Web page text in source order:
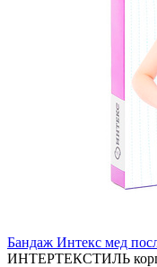
Бандаж Интекс мед
ИНТЕРТЕКСТИЛЬ